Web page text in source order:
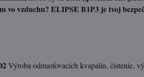
vo vzduchu? ELIPSE B1P3 je tvoj
Výroba odmasťovacích kvapalín, čistenie,